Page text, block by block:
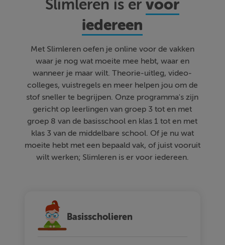
Slimleren is ervoor
iedereen
Met Slimleren oefen je online voor de vakken
waar je nog wat moeite mee hebt, waar en
wanneer je maar wilt. Theorie-uitleg, video-
colleges, vuistregels en meer helpen jou om de
stof sneller te begrijpen. Onze programma's zijn
gericht op leerlingen van groep 3 tot en met
groep 8 van de basisschool en klas 1 tot en met
klas 3 van de middelbare school. Of je nu wat
moeite hebt met een bepaald vak, of juist vooruit
wilt werken; Slimleren is er voor iedereen.
Basisscholieren